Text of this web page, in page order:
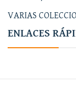
VARIAS
ENLACES